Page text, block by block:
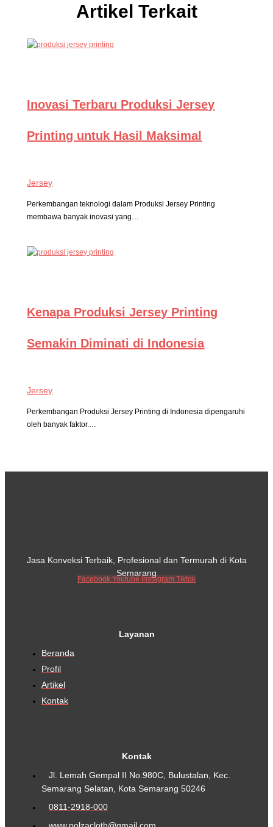
Artikel Terkait
Inovasi Terbaru Produksi Jersey
Printing untuk Hasil Maksimal
Jersey
Perkembangan teknologi dalam Produksi Jersey Printing
membawa banyak inovasi yang…
Kenapa Produksi Jersey Printing
Semakin Diminati di Indonesia
Jersey
Perkembangan Produksi Jersey Printing di Indonesia dipengaruhi
oleh banyak faktor.…
Jasa Konveksi Terbaik, Profesional dan Termurah di Kota
Semarang
Facebook Youtube Instagram Tiktok
Layanan
Beranda
Profil
Artikel
Kontak
Kontak
Jl. Lemah Gempal II No.980C, Bulustalan, Kec.
Semarang Selatan, Kota Semarang 50246
0811-2918-000
www.polzacloth@gmail.com